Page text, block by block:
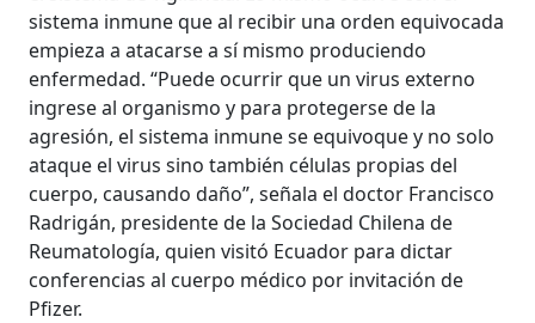
sistema inmune que al recibir una orden equivocada
empieza a atacarse a sí mismo produciendo
enfermedad. “Puede ocurrir que un virus externo
ingrese al organismo y para protegerse de la
agresión, el sistema inmune se equivoque y no solo
ataque el virus sino también células propias del
cuerpo, causando daño”, señala el doctor Francisco
Radrigán, presidente de la Sociedad Chilena de
Reumatología, quien visitó Ecuador para dictar
conferencias al cuerpo médico por invitación de
Pfizer.